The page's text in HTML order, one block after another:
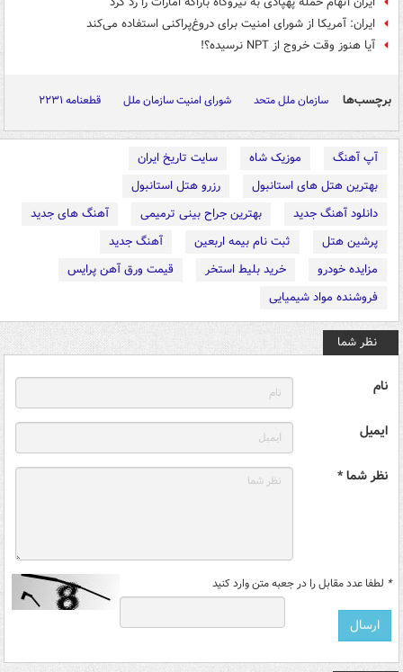
ایران: آمریکا از شورای امنیت برای دروغ‌پراکنی استفاده می‌کند
آیا هنوز وقت خروج از NPT نرسیده؟!
برچسب‌ها سازمان ملل متحد شورای امنیت سازمان ملل قطعنامه ۲۲۳۱
آپ آهنگ موزیک شاه
سایت تاریخ ایران
بهترین هتل های استانبول
رزرو هتل استانبول
دانلود آهنگ جدید
بهترین جراح بینی ترمیمی
آهنگ های جدید
پرشین هتل
ثبت نام بیمه اربعین
آهنگ جدید
مزایده خودرو
خرید بلیط استخر
قیمت ورق آهن پرایس
فروشنده مواد شیمیایی
نظر شما
نام
ایمیل
نظر شما *
* لطفا عدد مقابل را در جعبه متن وارد کنید